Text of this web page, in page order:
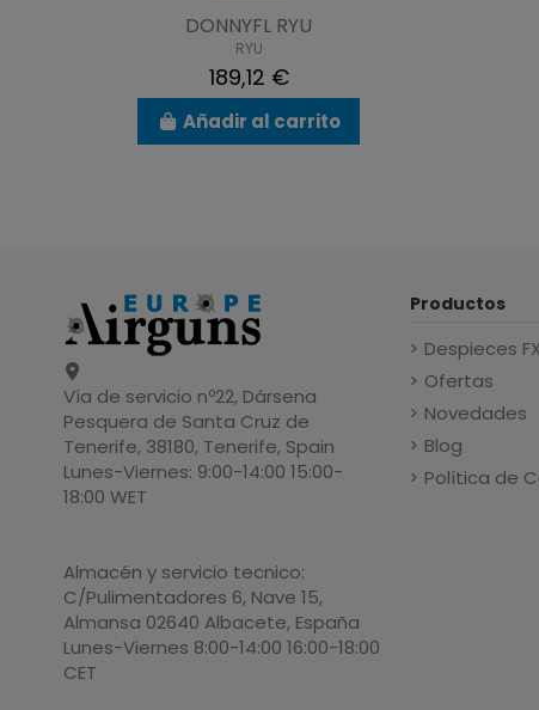
DONNYFL RYU
RYU
189,12 €
Añadir al carrito
Vía de servicio nº22, Dársena
Pesquera de Santa Cruz de
Tenerife, 38180, Tenerife, Spain
Lunes-Viernes: 9:00-14:00 15:00-
18:00 WET
Almacén y servicio tecnico:
C/Pulimentadores 6, Nave 15,
Almansa 02640 Albacete, España
Lunes-Viernes 8:00-14:00 16:00-18:00
CET
Productos
Despieces
Ofertas
Novedades
Blog
Política de